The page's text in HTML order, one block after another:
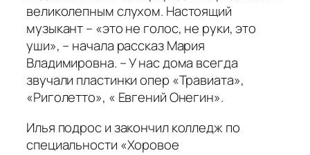
великолепным слухом. Настоящий
музыкант – «это не голос, не руки, это
уши», – начала рассказ Мария
Владимировна. – У нас дома всегда
звучали пластинки опер «Травиата»,
«Риголетто», « Евгений Онегин».
Илья подрос и закончил колледж по
специальности «Хоровое